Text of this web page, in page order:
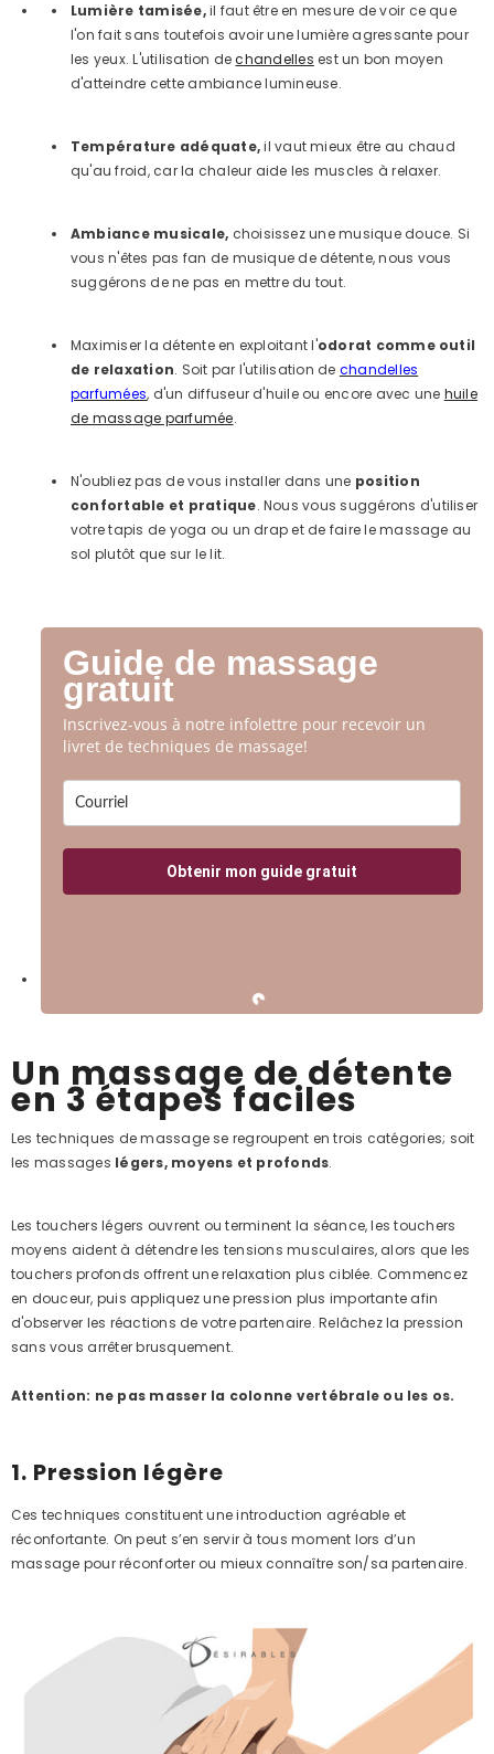
Lumière tamisée,il faut être en mesure de voir ce que
l'on fait sans toutefois avoir une lumière agressante pour
les yeux. L'utilisation dechandelles est un bon moyen
d'atteindre cette ambiance lumineuse.
Température adéquate,il vaut mieux être au chaud
qu'au froid, car la chaleur aide les muscles à relaxer.
Ambiance musicale, choisissez une musique douce. Si
vous n'êtes pas fan de musique de détente, nous vous
suggérons de ne pas en mettre du tout.
Maximiser la détente en exploitant l'odorat comme outil
de relaxation. Soit par l'utilisation de chandelles
parfumées, d'un diffuseur d'huile ou encore avec une huile
de massage parfumée.
N'oubliez pas de vous installer dans une position
confortable et pratique. Nous vous suggérons d'utiliser
votre tapis de yoga ou un drap et de faire le massage au
sol plutôt que sur le lit.
Guide de massage
gratuit
Inscrivez-vous à notre infolettre pour recevoir un
livret de techniques de massage!
Obtenir mon guide gratuit
Un massage de détente
en 3 étapes faciles
Les techniques de massage se regroupent en trois catégories; soit
les massages légers, moyens et profonds.
Les touchers légers ouvrent ou terminent la séance, les touchers
moyens aident à détendre les tensions musculaires, alors que les
touchers profonds offrent une relaxation plus ciblée. Commencez
en douceur, puis appliquez une pression plus importante afin
d'observer les réactions de votre partenaire. Relâchez la pression
sans vous arrêter brusquement.
Attention: ne pas masser la colonne vertébrale ou les os.
1. Pression légère
Ces techniques constituent une introduction agréable et
réconfortante. On peut s’en servir à tous moment lors d’un
massage pour réconforter ou mieux connaître son/sa partenaire.